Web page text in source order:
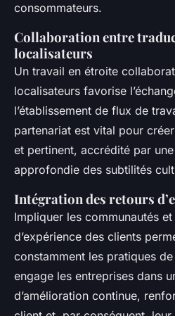
consommateurs.
Collaboration entre
localisateurs
Un travail en étroite
localisateurs favorise
l’établissement de flux de
partenariat est vital pour
et pertinent, accrédité par
approfondie des subtilités
Intégration des retours
Impliquer les communautés
d’expérience des clients
constamment les pratiques
engage les entreprises dans
d’amélioration continue,